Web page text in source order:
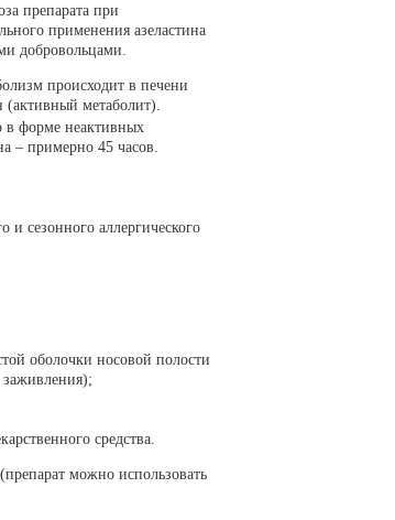
препарата при
применения азеластина
добровольцами.
происходит в печени
(активный метаболит).
в форме неактивных
– примерно 45 часов.
сезонного аллергического
оболочки носовой полости
средства.
можно использовать